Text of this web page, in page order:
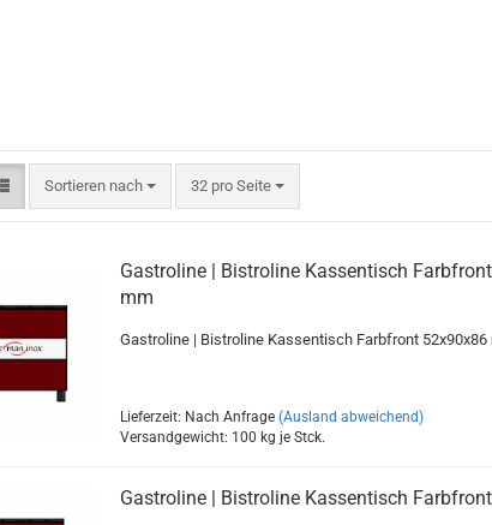
Sortieren nach
Sortieren nach 32 pro Seite
pro Seite
Gastroline | Bistroline Kassentisch
mm
Gastroline | Bistroline Kassentisch Farbfront 52x90x86
Lieferzeit: Nach Anfrage (Ausland abweichend)
Versandgewicht: 100 kg je Stck.
Gastroline | Bistroline Kassentisch